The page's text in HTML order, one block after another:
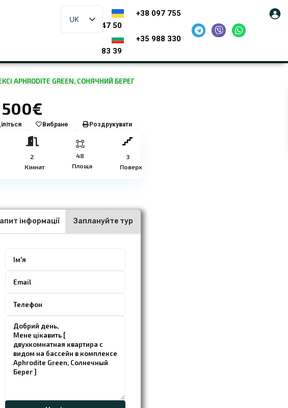
UK
+38 097 755
47 50
+35 988 330
83 39
APHRODITE GREEN, СОНЯЧНИЙ БЕРЕГ
500€
Вибране Роздрукувати
2
Кімнат
48
Площа
3
Поверх
інформації Заплануйте тур